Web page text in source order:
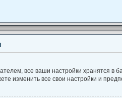
все ваши настройки хранятся
изменить все свои настройки и